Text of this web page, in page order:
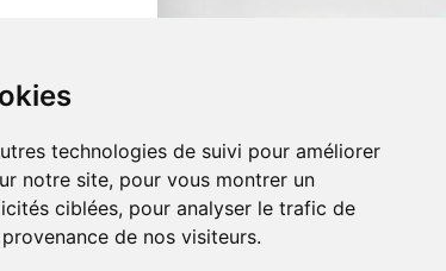
technologies de suivi pour améliorer
notre site, pour vous montrer un
ciblées, pour analyser le trafic de
de nos visiteurs.